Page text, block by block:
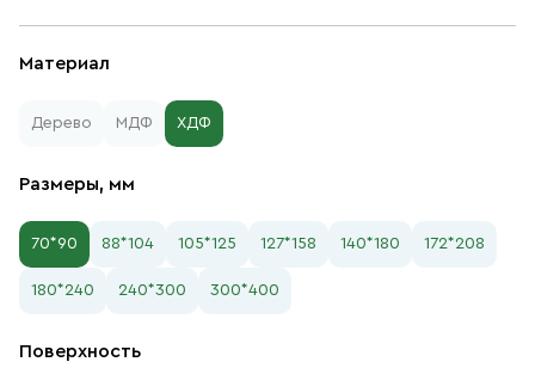
Материал
Дерево МДФ ХДФ
Размеры, мм
70*90 88*104 105*125 127*158 140*180 172*208
180*240 240*300 300*400
Поверхность